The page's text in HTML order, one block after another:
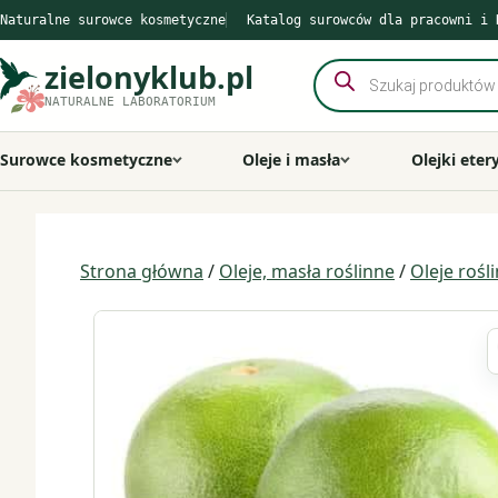
Przejdź
do
treści
Naturalne surowce kosmetyczne Katalog surowców dla pracowni i
zielonyklub.pl
NATURALNE LABORATORIUM
Wyszukiwarka
produktów
Surowce kosmetyczne Oleje i masła Olejki
Strona główna / Oleje, masła roślinne/ Oleje